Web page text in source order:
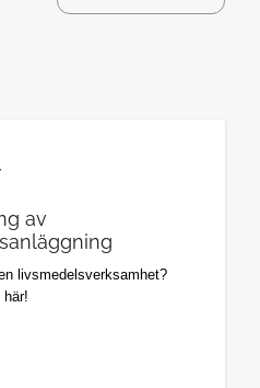
av
livsmedelsverksamhet?
här!